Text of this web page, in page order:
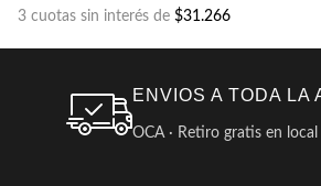
3 cuotas sin interés de $31.266
ENVIOS A TODA LA
OCA · Retiro gratis en local